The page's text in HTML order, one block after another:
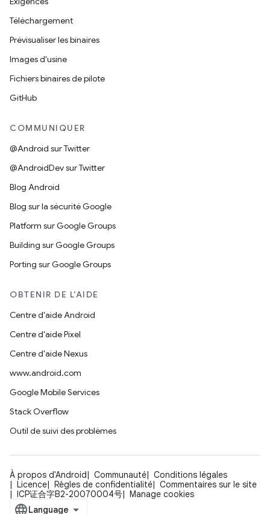
Téléchargement
Prévisualiser les binaires
Images d'usine
Fichiers binaires de pilote
GitHub
COMMUNIQUER
@Android sur Twitter
@AndroidDev sur Twitter
Blog Android
Blog sur la sécurité Google
Platform sur Google Groups
Building sur Google Groups
Porting sur Google Groups
OBTENIR DE L'AIDE
Centre d'aide Android
Centre d'aide Pixel
Centre d'aide Nexus
www.android.com
Google Mobile Services
Stack Overflow
Outil de suivi des problèmes
À propos d'Android Communauté
Conditions légales
Licence
Règles de confidentialité
Commentaires sur le site
ICP证合字B2-20070004号
Manage cookies